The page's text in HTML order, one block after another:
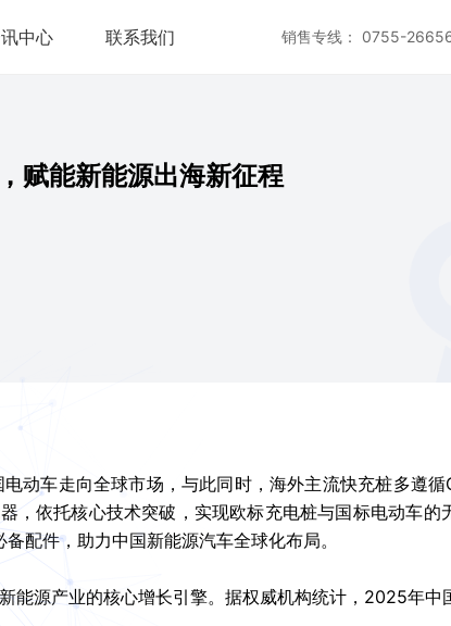
中心 联系我们 销售专线： 0755-
赋能新能源出海新征程
动车走向全球市场，与此同时，海外主流快充桩多遵
依托核心技术突破，实现欧标充电桩与国标电动车的
配件，助力中国新能源汽车全球化布局。
源产业的核心增长引擎。据权威机构统计，2025年中